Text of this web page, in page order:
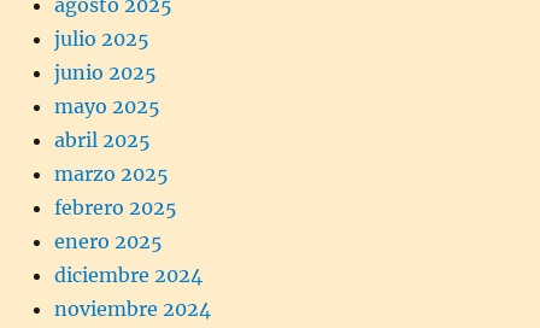
julio 2025
junio 2025
mayo 2025
abril 2025
marzo 2025
febrero 2025
enero 2025
diciembre 2024
noviembre 2024